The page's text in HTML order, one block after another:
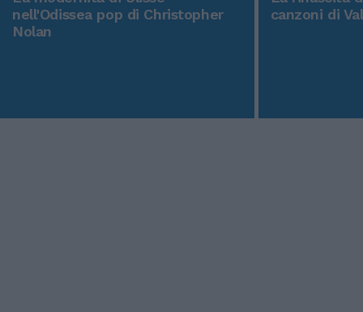
nell'Odissea pop di Christopher
Nolan
canzoni di